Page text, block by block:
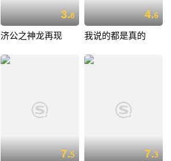
3.8
济公之神龙再现
4.6
我说的都是真的
7.5 7.3